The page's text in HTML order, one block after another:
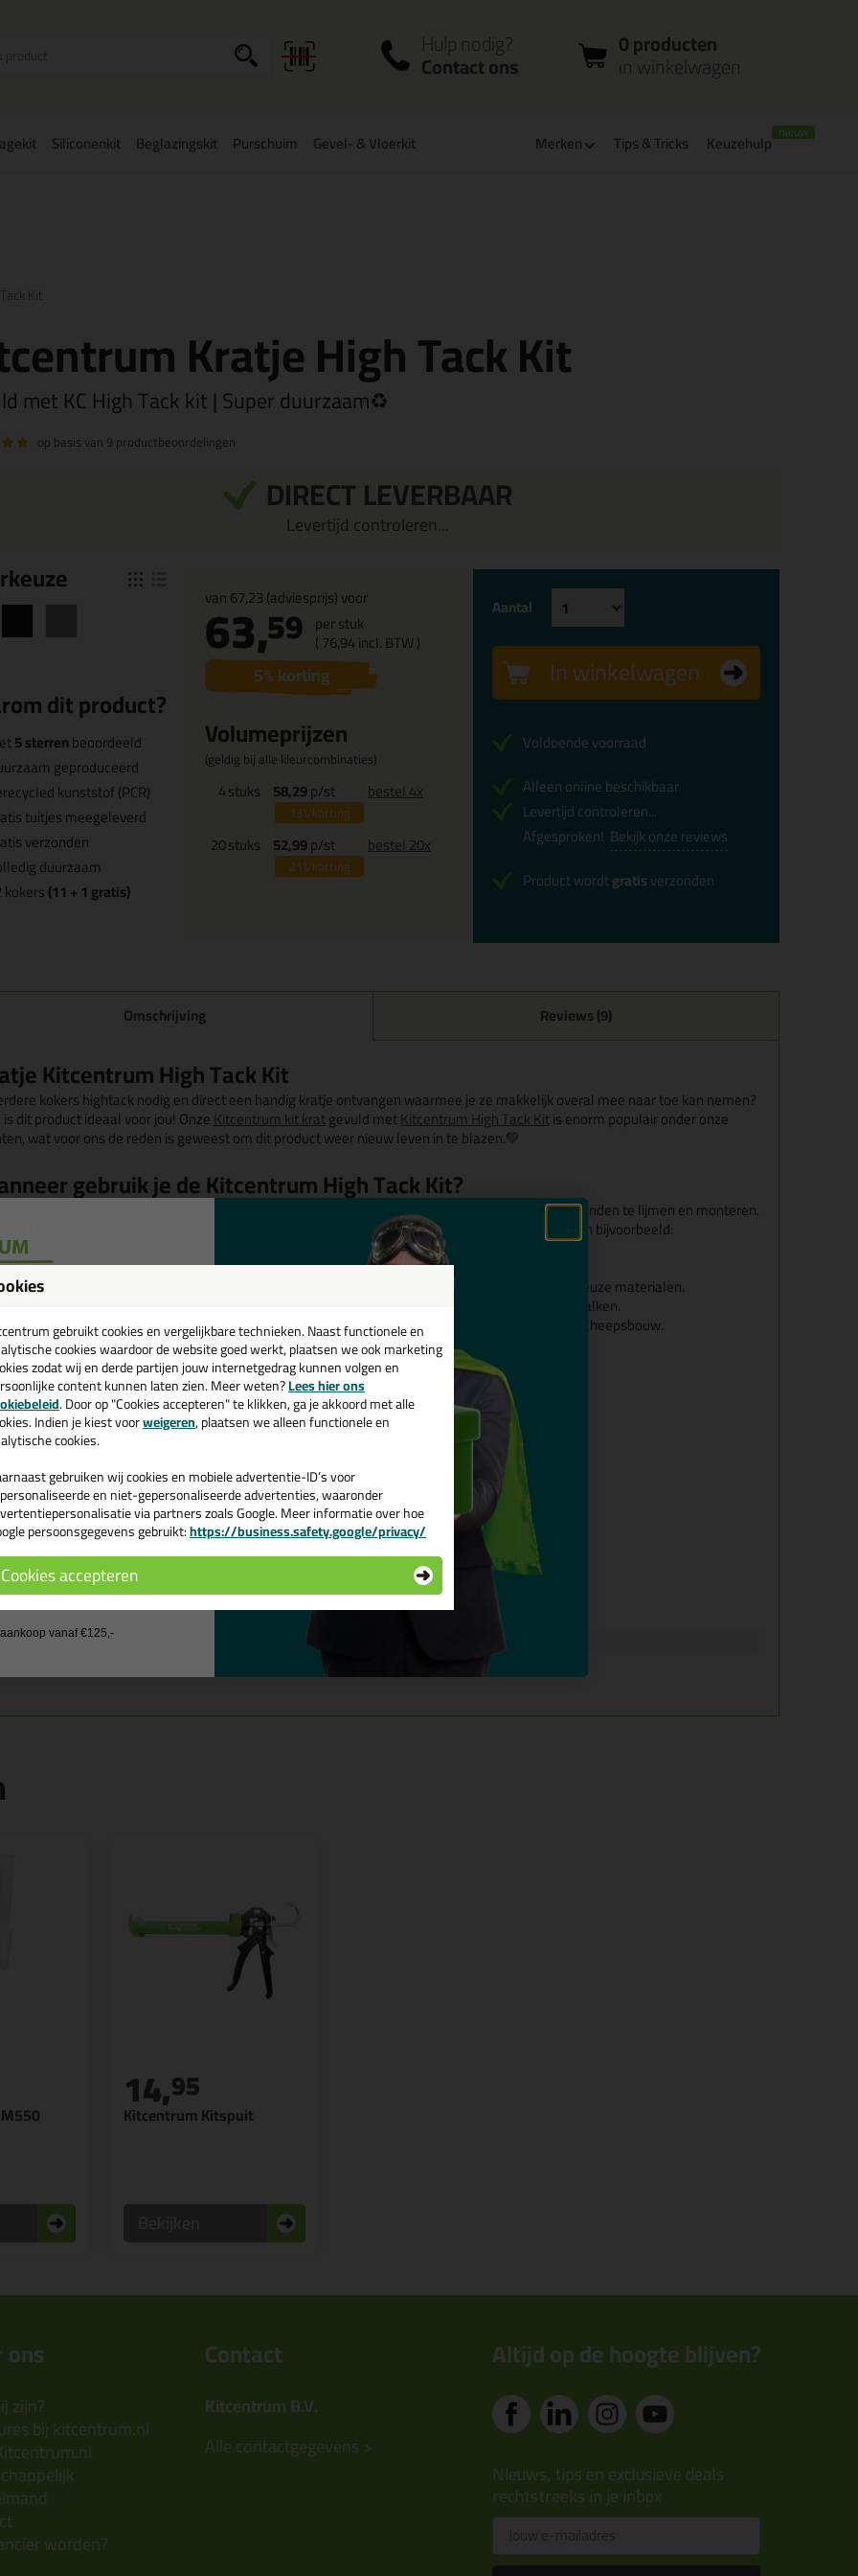
in winkelwagen
account
Hulp nodig?
Contact ons
0 producten
in winkelwagen
Siliconenkit Beglazingskit Purschuim Gevel- & Vloerkit Merken Tips & Tricks Keuzehulp
Kit
Kratje High Tack Kit
met KC High Tack kit | Super duurzaam♻️
op basis van 9 productbeoordelingen
DIRECT LEVERBAAR
Levertijd controleren...
keuze
dit product?
5 sterrenbeoordeeld
geproduceerd
kunststof (PCR)
tuitjes meegeleverd
verzonden
duurzaam
kokers(11 + 1 gratis)
van67,23(adviesprijs) voor
63,59 per stuk
(76,94incl. BTW )
5% korting
Volumeprijzen
(geldig bij alle kleurcombinaties)
4stuks 58,29p/st
13%korting
bestel 4x
20stuks 52,99p/st
21%korting
bestel 20x
Aantal
In winkelwagen
Voldoende voorraad
Alleen online beschikbaar
Levertijd controleren...
Afgesproken! Bekijk onze reviews
Product wordtgratisverzonden
Omschrijving Reviews (9)
Kitcentrum High Tack Kit
kokers hightack nodig en direct een handig kratje ontvangen waarmee je ze makkelijk overal mee naar toe kan nemen?
dit product ideaal voor jou! OnzeKitcentrum kit kratgevuld metKitcentrum High Tack Kitis enorm populair onder onze
wat voor ons de reden is geweest om dit product weer nieuw leven in te blazen.💚
gebruik je de Kitcentrum High Tack Kit?
High Tack Kit is DE montagekit om in alle (weers)omstandigheden op vrijwel alle ondergronden te lijmen en monteren.
de hoge aanvangshechting is een hightack de beste keus bij verticale verlijmingen. Denk aan bijvoorbeeld:
Zware montageverbindingen zonder klemmen en fixeren.
Constructies met direct hoog belastbare lijmverbindingen.
Verlijming van spiegels, natuur- en hardsteen, inclusief marmer, graniet, beton en kritische poreuze materialen.
Montage van constructieprofielen zoals plinten, tegels, latten, isolatie- en plaatmateriaal en balken.
Verlijming en/of montage van metaaldelen, zoals daken, containers, gevels, luchtkanalen en scheepsbouw.
van de Kitcentrum High Tack Kit
Duurzaamgeproduceerd♻️
Duurzamedoos♻️
DuurzamePCR koker
Permanent elastisch (bewegingscapaciteit van 20%)
Kleuren: Wit, Zwart en Grijs (het enige wat niet groen is😉)
Verlijmen van vrijwel alle materialen
Ook geschikt voor natuursteen
Perfect overschilderbaar met syntetische- en dispersieverfsystemen)
Perfect te schuren en te slijpen na volledige uitharding
Kitcentrum Kratje High Tack Kit
Kitcentrum Kitspuit
14,95
ons
zijn?
bij kitcentrum.nl
worden?
Contact
Kitcentrum B.V.
Alle contactgegevens >
Altijd op de hoogte blijven?
Nieuws, tips en exclusieve deals
rechtstreeks in je inbox
gebruikt cookies en vergelijkbare technieken. Naast functionele en
cookies waardoor de website goed werkt, plaatsen we ook marketing
zodat wij en derde partijen jouw internetgedrag kunnen volgen en
content kunnen laten zien. Meer weten?Lees hier ons
. Door op "Cookies accepteren" te klikken, ga je akkoord met alle
Indien je kiest voorweigeren, plaatsen we alleen functionele en
cookies.
gebruiken wij cookies en mobiele advertentie-ID’s voor
en niet-gepersonaliseerde advertenties, waaronder
via partners zoals Google. Meer informatie over hoe
persoonsgegevens gebruikt:https://business.safety.google/privacy/
Cookies accepteren
💚
en ontvang een
€35,-bij je eerste bestelling!
de actiecode ›
geen cadeau
vanaf €125,-